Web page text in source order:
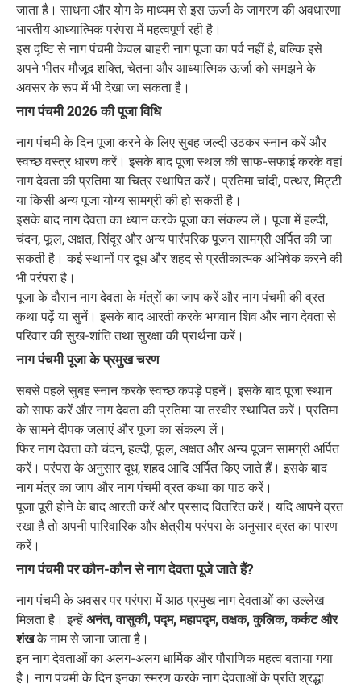
जाता है। साधना और योग के माध्यम से इस ऊर्जा के जागरण की अवधारणा
भारतीय आध्यात्मिक परंपरा में महत्वपूर्ण रही है।
इस दृष्टि से नाग पंचमी केवल बाहरी नाग पूजा का पर्व नहीं है, बल्कि इसे
अपने भीतर मौजूद शक्ति, चेतना और आध्यात्मिक ऊर्जा को समझने के
अवसर के रूप में भी देखा जा सकता है।
नाग पंचमी 2026 की पूजा विधि
नाग पंचमी के दिन पूजा करने के लिए सुबह जल्दी उठकर स्नान करें और
स्वच्छ वस्त्र धारण करें। इसके बाद पूजा स्थल की साफ-सफाई करके वहां
नाग देवता की प्रतिमा या चित्र स्थापित करें। प्रतिमा चांदी, पत्थर, मिट्टी
या किसी अन्य पूजा योग्य सामग्री की हो सकती है।
इसके बाद नाग देवता का ध्यान करके पूजा का संकल्प लें। पूजा में हल्दी,
चंदन, फूल, अक्षत, सिंदूर और अन्य पारंपरिक पूजन सामग्री अर्पित की जा
सकती है। कई स्थानों पर दूध और शहद से प्रतीकात्मक अभिषेक करने की
भी परंपरा है।
पूजा के दौरान नाग देवता के मंत्रों का जाप करें और नाग पंचमी की व्रत
कथा पढ़ें या सुनें। इसके बाद आरती करके भगवान शिव और नाग देवता से
परिवार की सुख-शांति तथा सुरक्षा की प्रार्थना करें।
नाग पंचमी पूजा के प्रमुख चरण
सबसे पहले सुबह स्नान करके स्वच्छ कपड़े पहनें। इसके बाद पूजा स्थान
को साफ करें और नाग देवता की प्रतिमा या तस्वीर स्थापित करें। प्रतिमा
के सामने दीपक जलाएं और पूजा का संकल्प लें।
फिर नाग देवता को चंदन, हल्दी, फूल, अक्षत और अन्य पूजन सामग्री अर्पित
करें। परंपरा के अनुसार दूध, शहद आदि अर्पित किए जाते हैं। इसके बाद
नाग मंत्र का जाप और नाग पंचमी व्रत कथा का पाठ करें।
पूजा पूरी होने के बाद आरती करें और प्रसाद वितरित करें। यदि आपने व्रत
रखा है तो अपनी पारिवारिक और क्षेत्रीय परंपरा के अनुसार व्रत का पारण
करें।
नाग पंचमी पर कौन-कौन से नाग देवता पूजे जाते हैं?
नाग पंचमी के अवसर पर परंपरा में आठ प्रमुख नाग देवताओं का उल्लेख
मिलता है। इन्हेंअनंत, वासुकी, पद्म, महापद्म, तक्षक, कुलिक, कर्कट और
शंखके नाम से जाना जाता है।
इन नाग देवताओं का अलग-अलग धार्मिक और पौराणिक महत्व बताया गया
है। नाग पंचमी के दिन इनका स्मरण करके नाग देवताओं के प्रति श्रद्धा